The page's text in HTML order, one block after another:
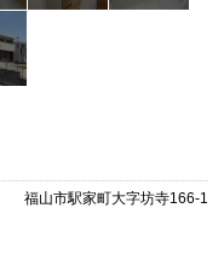
福山市駅家町大字坊寺166-1